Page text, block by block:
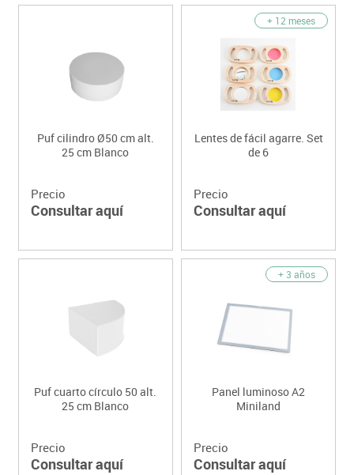
Puf cilindro Ø50 cm alt.
25 cm Blanco
Precio
Consultar aquí
+ 12 meses
Lentes de fácil agarre. Set
de 6
Precio
Consultar aquí
Puf cuarto círculo 50 alt.
25 cm Blanco
Precio
Consultar aquí
+ 3 años
Panel luminoso A2
Miniland
Precio
Consultar aquí